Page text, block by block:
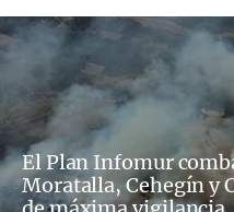
El Plan Infomur
Moratalla, Cehegín y